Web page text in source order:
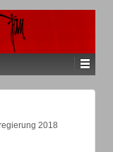
2018